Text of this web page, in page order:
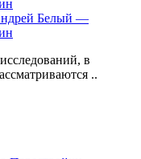
Белый —
в
..